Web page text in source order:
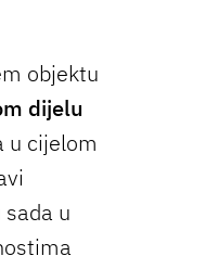
objektu
dijelu
u cijelom
u